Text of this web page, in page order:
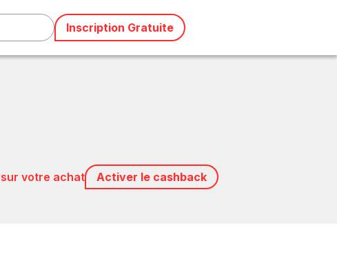
sur votre achat Activer le cashback
Inscription Gratuite